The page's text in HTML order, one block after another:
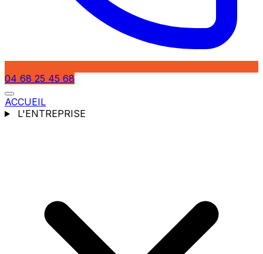
04 68 25 45 68
ACCUEIL
L'ENTREPRISE